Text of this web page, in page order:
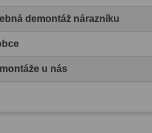
demontáž nárazníku
u nás